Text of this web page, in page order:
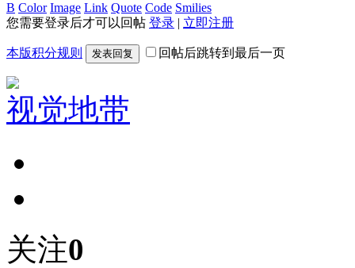
B Color Image Link Quote Code Smilies
您需要登录后才可以回帖 登录 | 立即注册
本版积分规则 发表回复 回帖后跳转到最后一页
视觉地带
关注0